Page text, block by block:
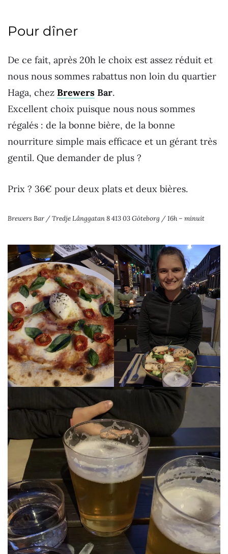
Pour dîner
De ce fait, après 20h le choix est assez réduit et
nous nous sommes rabattus non loin du quartier
Haga, chez Brewers Bar.
Excellent choix puisque nous nous sommes
régalés : de la bonne bière, de la bonne
nourriture simple mais efficace et un gérant très
gentil. Que demander de plus ?
Prix ? 36€ pour deux plats et deux bières.
Brewers Bar / Tredje Långgatan 8 413 03 Göteborg / 16h – minuit